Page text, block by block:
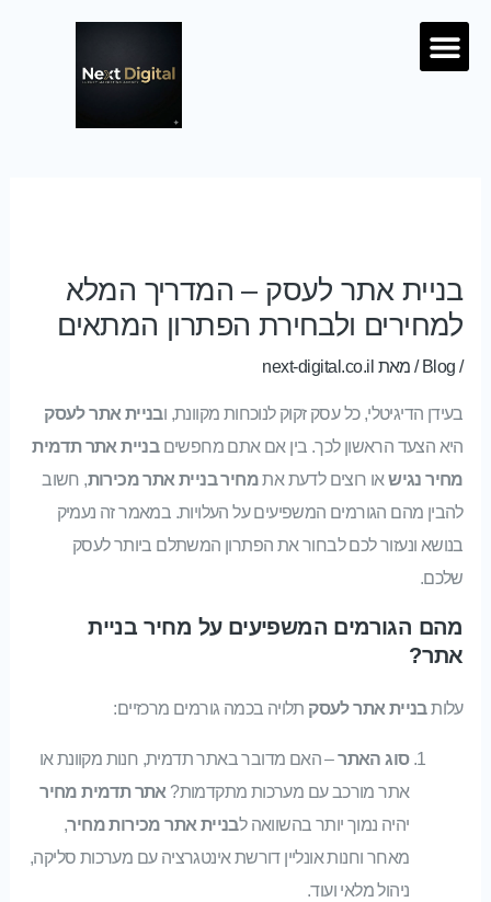
Menu
בניית אתר לעסק – המדריך המלא
למחירים ולבחירת הפתרון המתאים
/
Blog/ מאת next-digital.co.il
בעידן הדיגיטלי, כל עסק זקוק לנוכחות מקוונת, ובניית אתר לעסק
היא הצעד הראשון לכך. בין אם אתם מחפשיםבניית אתר תדמית
מחיר נגישאו רוצים לדעת אתמחיר בניית אתר מכירות, חשוב
להבין מהם הגורמים המשפיעים על העלויות. במאמר זה נעמיק
בנושא ונעזור לכם לבחור את הפתרון המשתלם ביותר לעסק
שלכם.
מהם הגורמים המשפיעים על מחיר בניית
אתר?
עלותבניית אתר לעסק תלויה בכמה גורמים מרכזיים:
סוג האתר– האם מדובר באתר תדמית, חנות מקוונת או
אתר מורכב עם מערכות מתקדמות? אתר תדמית מחיר
יהיה נמוך יותר בהשוואה לבניית אתר מכירות מחיר,
מאחר וחנות אונליין דורשת אינטגרציה עם מערכות סליקה,
ניהול מלאי ועוד.